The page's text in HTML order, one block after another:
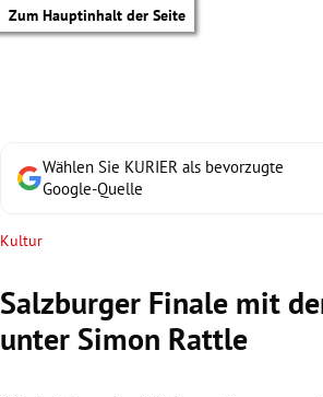
Zum Hauptinhalt der Seite
Wählen Sie KURIER als bevorzugte
Google-Quelle
Kultur
Salzburger Finale mit
unter Simon Rattle